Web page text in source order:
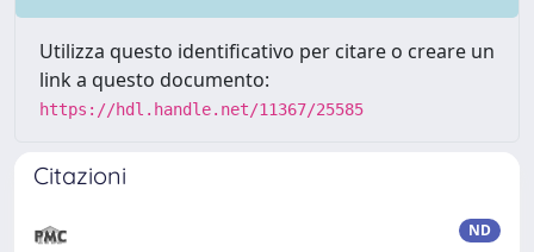
Utilizza questo identificativo per citare o creare un
link a questo documento:
https://hdl.handle.net/11367/25585
Citazioni
ND